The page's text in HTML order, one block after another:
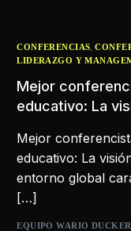
CONFERENCIAS,
LIDERAZGO Y
Mejor
educativo: La
Mejor
educativo: La
entorno global
[…]
EQUIPO WARIO